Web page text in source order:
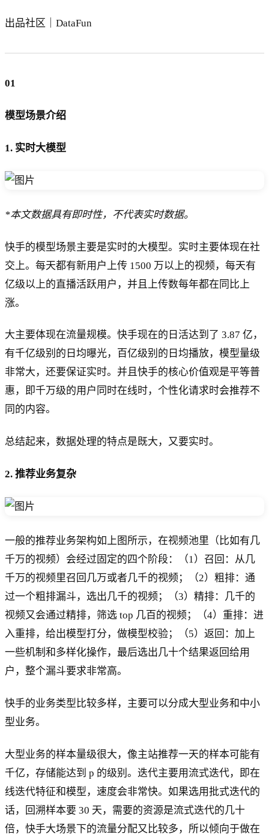
出品社区｜DataFun
01
模型场景介绍
1. 实时大模型
*本文数据具有即时性，不代表实时数据。‍‍
快手的模型场景主要是实时的大模型。实时主要体现在社
交上。每天都有新用户上传 1500 万以上的视频，每天有
亿级以上的直播活跃用户，并且上传数每年都在同比上
涨。
大主要体现在流量规模。快手现在的日活达到了 3.87 亿，
有千亿级别的日均曝光，百亿级别的日均播放，模型量级
非常大，还要保证实时。并且快手的核心价值观是平等普
惠，即千万级的用户同时在线时，个性化请求时会推荐不
同的内容。
总结起来，数据处理的特点是既大，又要实时。
2. 推荐业务复杂
一般的推荐业务架构如上图所示，在视频池里（比如有几
千万的视频）会经过固定的四个阶段：（1）召回：从几
千万的视频里召回几万或者几千的视频；（2）粗排：通
过一个粗排漏斗，选出几千的视频；（3）精排：几千的
视频又会通过精排，筛选 top 几百的视频；（4）重排：进
入重排，给出模型打分，做模型校验；（5）返回：加上
一些机制和多样化操作，最后选出几十个结果返回给用
户，整个漏斗要求非常高。
快手的业务类型比较多样，主要可以分成大型业务和中小
型业务。
大型业务的样本量级很大，像主站推荐一天的样本可能有
千亿，存储能达到 p 的级别。迭代主要用流式迭代，即在
线迭代特征和模型，速度会非常快。如果选用批式迭代的
话，回溯样本要 30 天，需要的资源是流式迭代的几十
倍，快手大场景下的流量分配又比较多，所以倾向于做在